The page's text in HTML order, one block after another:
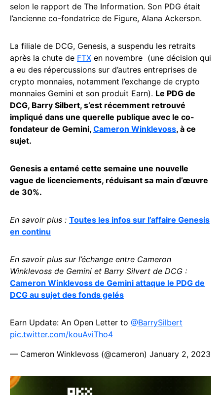
selon le rapport de The Information. Son PDG était
l’ancienne co-fondatrice de Figure, Alana Ackerson.
La filiale de DCG, Genesis, a suspendu les retraits
après la chute de FTX en novembre (une décision qui
a eu des répercussions sur d’autres entreprises de
crypto monnaies, notamment l’exchange de crypto
monnaies Gemini et son produit Earn). Le PDG de
DCG, Barry Silbert, s’est récemment retrouvé
impliqué dans une querelle publique avec le co-
fondateur de Gemini, Cameron Winklevoss, à ce
sujet.
Genesis a entamé cette semaine une nouvelle
vague de licenciements, réduisant sa main d’œuvre
de 30%.
En savoir plus : Toutes les infos sur l’affaire Genesis
en continu
En savoir plus sur l’échange entre Cameron
Winklevoss de Gemini et Barry Silvert de DCG :
Cameron Winklevoss de Gemini attaque le PDG de
DCG au sujet des fonds gelés
Earn Update: An Open Letter to @BarrySilbert
pic.twitter.com/kouAviTho4
— Cameron Winklevoss (@cameron) January 2, 2023